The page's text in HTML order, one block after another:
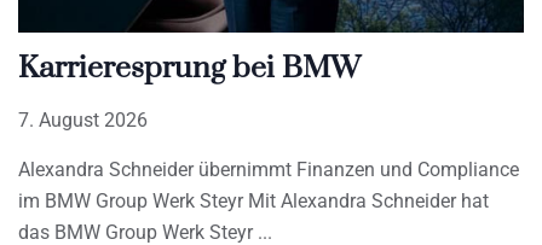
Karrieresprung bei BMW
7. August 2026
Alexandra Schneider übernimmt Finanzen und Compliance
im BMW Group Werk Steyr Mit Alexandra Schneider hat
das BMW Group Werk Steyr